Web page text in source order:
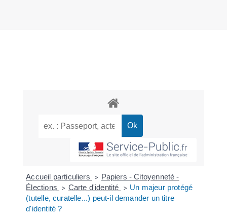
Accueil particuliers > Papiers - Citoyenneté -
Élections
> Carte d'identité > Un majeur protégé
(tutelle, curatelle...) peut-il demander un titre
d'identité ?